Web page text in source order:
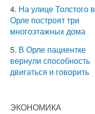
4. На улице Толстого в
Орле построят три
многоэтажных дома
5. В Орле пациентке
вернули способность
двигаться и говорить
ЭКОНОМИКА